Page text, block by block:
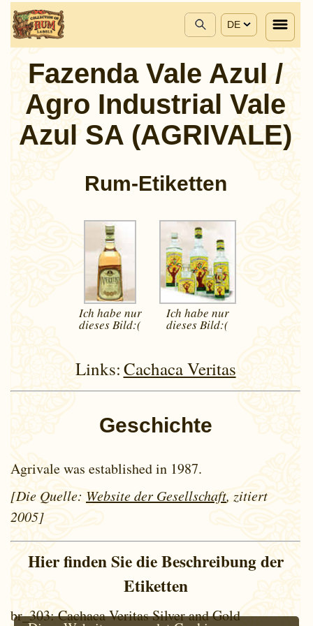
DE
Fazenda Vale Azul /
Agro Industrial Vale
Azul SA (AGRIVALE)
Rum-Etiketten
Ich habe nur
diesesBild:(
Ich habe nur
diesesBild:(
Links:Cachaca Veritas
Geschichte
Agrivale was established in 1987.
[Die Quelle: Website der Gesellschaft, zitiert
2005]
Hier finden Sie die Beschreibung der
Etiketten
br_303: Cachaca Veritas Silver and Gold